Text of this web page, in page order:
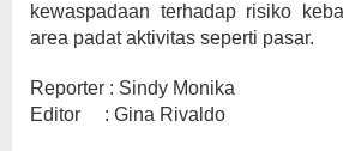
kewaspadaan terhadap risiko
area padat aktivitas seperti pasar.
Reporter : Sindy Monika
Editor : Gina Rivaldo